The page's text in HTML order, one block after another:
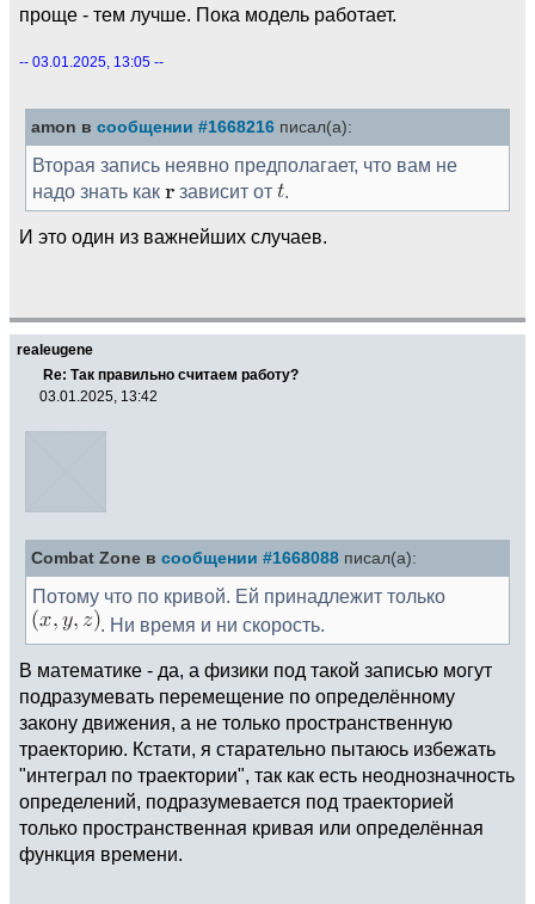
проще - тем лучше. Пока модель работает.
-- 03.01.2025, 13:05 --
amon в сообщении #1668216 писал(а):
Вторая запись неявно предполагает, что вам не
надо знать как
зависит от
И это один из важнейших случаев.
realeugene
Re: Так правильно считаем работу?
03.01.2025, 13:42
Combat Zone в сообщении #1668088 писал(а):
Потому что по кривой. Ей принадлежит только
. Ни время и ни скорость.
В математике - да, а физики под такой записью могут
подразумевать перемещение по определённому
закону движения, а не только пространственную
траекторию. Кстати, я старательно пытаюсь избежать
"интеграл по траектории", так как есть неоднозначность
определений, подразумевается под траекторией
только пространственная кривая или определённая
функция времени.